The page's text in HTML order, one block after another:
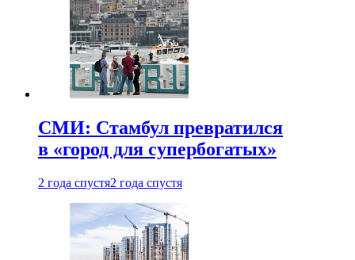
СМИ: Стамбул превратился
в «город для супербогатых»
2 года спустя2 года спустя